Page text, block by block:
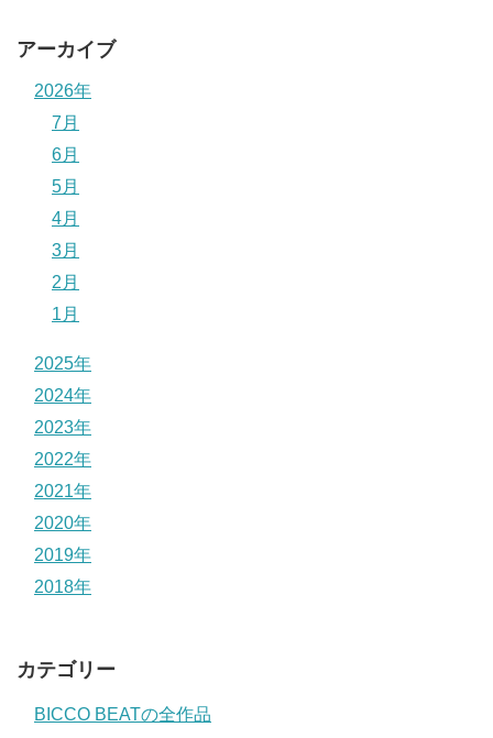
アーカイブ
2026年
7月
6月
5月
4月
3月
2月
1月
2025年
2024年
2023年
2022年
2021年
2020年
2019年
2018年
カテゴリー
BICCO BEATの全作品